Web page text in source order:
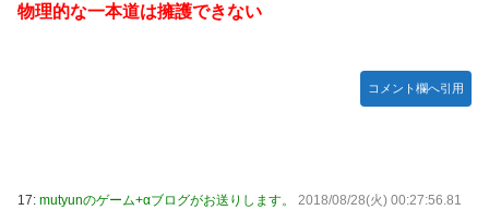
物理的な一本道は擁護できない
コメント欄へ引用
17: mutyunのゲーム+αブログがお送りします。
2018/08/28(火) 00:27:56.81